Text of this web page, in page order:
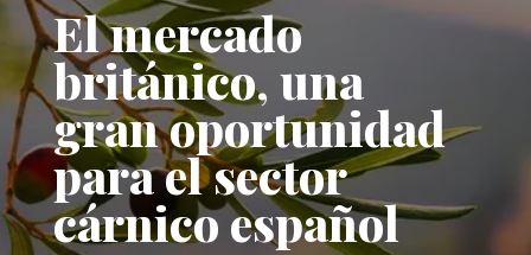
El mercado
británico, una
gran oportunidad
para el sector
cárnico español